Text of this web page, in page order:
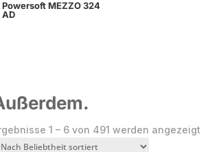
Powersoft MEZZO 324
AD
1 – 6 von 491 werden angezeigt